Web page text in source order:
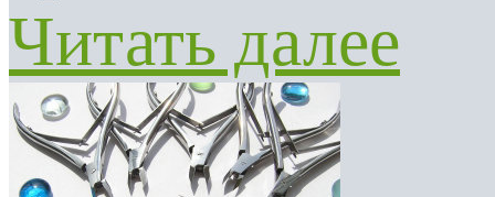
Читать далее